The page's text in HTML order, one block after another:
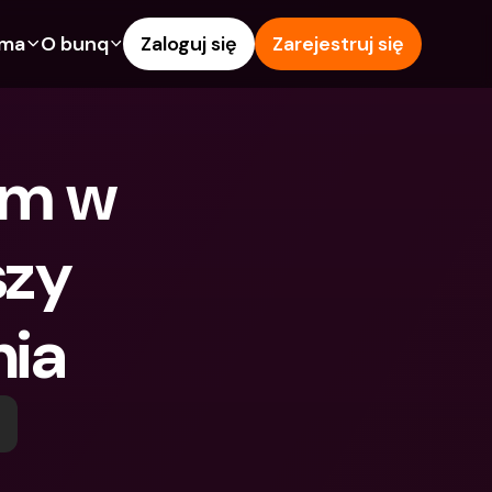
Karty kredytowe
Waluty obce i zagraniczne
Wypłaty i wpłaty z
bankomatów
Tap to Pay
Oferty bunq
O bunq
Blog
Zgłoś problem
Zaloguj się Zarejestruj się
w